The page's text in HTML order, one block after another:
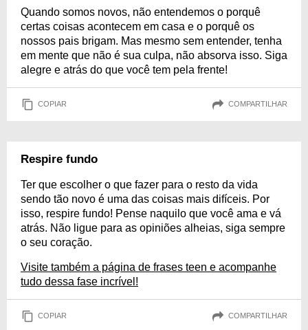
Quando somos novos, não entendemos o porquê
certas coisas acontecem em casa e o porquê os
nossos pais brigam. Mas mesmo sem entender, tenha
em mente que não é sua culpa, não absorva isso. Siga
alegre e atrás do que você tem pela frente!
COPIAR COMPARTILHAR
Respire fundo
Ter que escolher o que fazer para o resto da vida
sendo tão novo é uma das coisas mais difíceis. Por
isso, respire fundo! Pense naquilo que você ama e vá
atrás. Não ligue para as opiniões alheias, siga sempre
o seu coração.
Visite também a página de frases teen e acompanhe
tudo dessa fase incrível!
COPIAR COMPARTILHAR